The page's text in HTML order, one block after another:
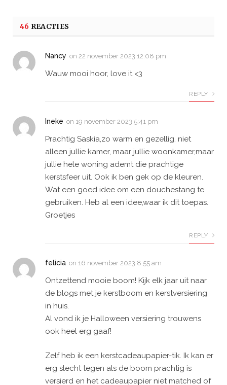
46 REACTIES
Nancy on 22 november 2023 12:08 pm
Wauw mooi hoor, love it <3
REPLY
Ineke on 19 november 2023 5:41 pm
Prachtig Saskia,zo warm en gezellig. niet
alleen jullie kamer, maar jullie woonkamer,maar
jullie hele woning ademt die prachtige
kerstsfeer uit. Ook ik ben gek op de kleuren.
Wat een goed idee om een douchestang te
gebruiken. Heb al een idee,waar ik dit toepas.
Groetjes
REPLY
felicia on 16 november 2023 8:55 am
Ontzettend mooie boom! Kijk elk jaar uit naar
de blogs met je kerstboom en kerstversiering
in huis.
Al vond ik je Halloween versiering trouwens
ook heel erg gaaf!
Zelf heb ik een kerstcadeaupapier-tik. Ik kan er
erg slecht tegen als de boom prachtig is
versierd en het cadeaupapier niet matched of